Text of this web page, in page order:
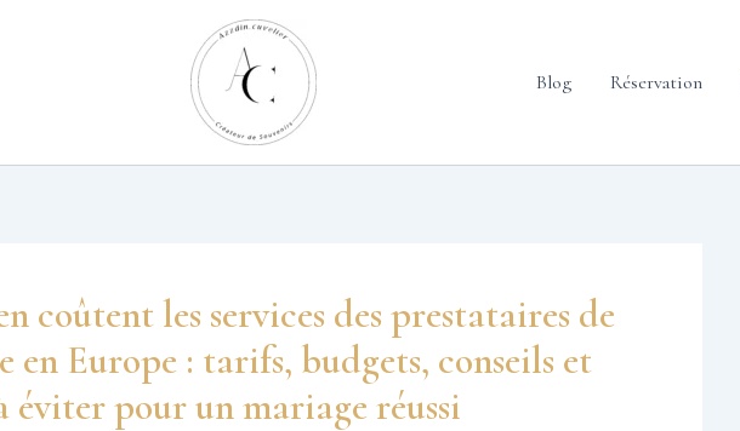
Blog Réservation
coûtent les services des prestataires de
en Europe : tarifs, budgets, conseils et
éviter pour un mariage réussi